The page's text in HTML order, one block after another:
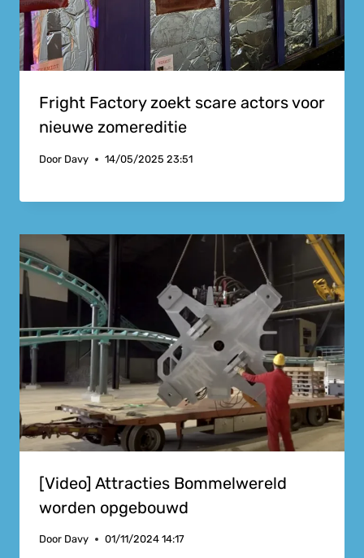
Fright Factory zoekt scare actors voor
nieuwe zomereditie
Door Davy 14/05/2025 23:51
[Video] Attracties Bommelwereld
worden opgebouwd
Door Davy 01/11/2024 14:17